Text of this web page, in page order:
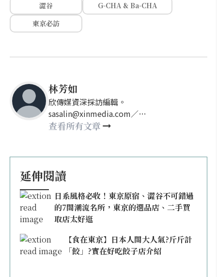
澀谷
G-CHA & Ba-CHA
東京必訪
林芳如
欣傳媒資深採訪編輯。
sasalin@xinmedia.com／
happy21917@gmail.com
查看所有文章
延伸閱讀
日系風格必收！東京原宿、澀谷不可錯過
的7間潮流名所，東京的選品店、二手買
取店太好逛
【食在東京】日本人間大人氣?斤斤計
「餃」?實在好吃餃子店介紹